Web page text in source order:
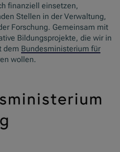
finanziell einsetzen,
Stellen in der Verwaltung,
Forschung. Gemeinsam mit
Bildungsprojekte, die wir in
dem Bundesministerium für
wollen.